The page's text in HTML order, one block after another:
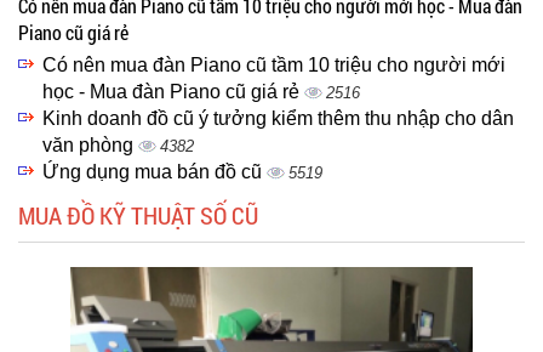
Có nên mua đàn Piano cũ tầm 10 triệu cho người mới học - Mua đàn
Piano cũ giá rẻ
Có nên mua đàn Piano cũ tầm 10 triệu cho người mới
học - Mua đàn Piano cũ giá rẻ
2516
Kinh doanh đồ cũ ý tưởng kiểm thêm thu nhập cho dân
văn phòng
4382
Ứng dụng mua bán đồ cũ 5519
MUA ĐỒ KỸ THUẬT SỐ CŨ